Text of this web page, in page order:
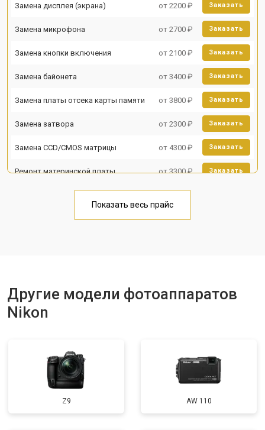
Замена дисплея (экрана) от 2200 ₽ Заказать
Замена микрофона от 2700 ₽ Заказать
Замена кнопки включения от 2100 ₽ Заказать
Замена байонета от 3400 ₽ Заказать
Замена платы отсека карты памяти от 3800 ₽ Заказать
Замена затвора от 2300 ₽ Заказать
Замена CCD/CMOS матрицы от 4300 ₽ Заказать
Ремонт материнской платы от 3300 ₽ Заказать
Показать весь прайс
Другие модели фотоаппаратов
Nikon
Z9 AW 110